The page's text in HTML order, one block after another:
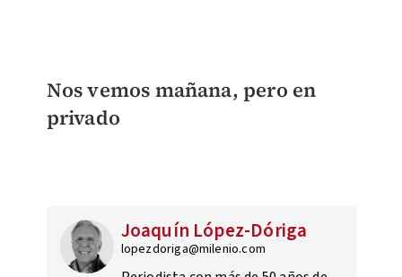
Nos vemos mañana, pero en
privado
Joaquín López-Dóriga
lopezdoriga@milenio.com